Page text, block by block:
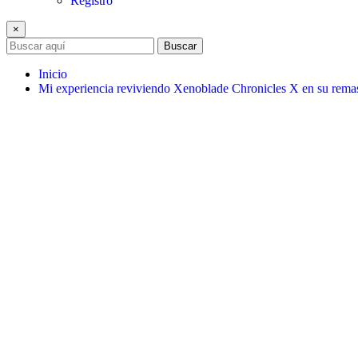
×
Buscar
Inicio
Mi experiencia reviviendo Xenoblade Chronicles X en su